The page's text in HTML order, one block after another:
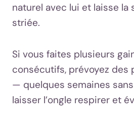
naturel avec lui et laisse la
striée.
Si vous faites plusieurs
consécutifs, prévoyez des
— quelques semaines
laisser l’ongle respirer et